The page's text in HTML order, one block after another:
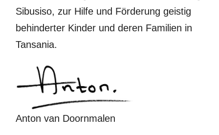
Sibusiso, zur Hilfe und Förderung geistig
behinderter Kinder und deren Familien in
Tansania.
Anton van Doornmalen